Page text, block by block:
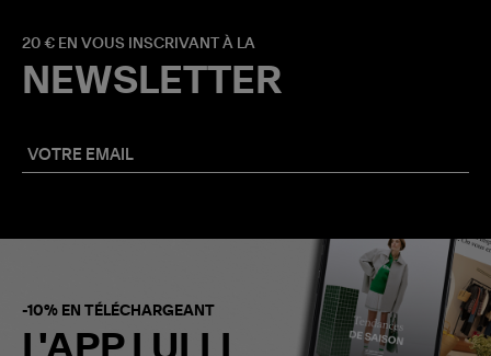
20 € EN VOUS INSCRIVANT À LA
NEWSLETTER
-10% EN TÉLÉCHARGEANT